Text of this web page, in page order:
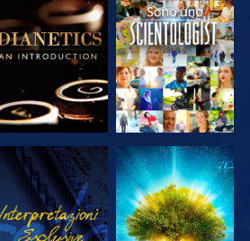
ESPLORA LE
SERIE
GUARDA
GUARDA
ESPLORA LE
SERIE